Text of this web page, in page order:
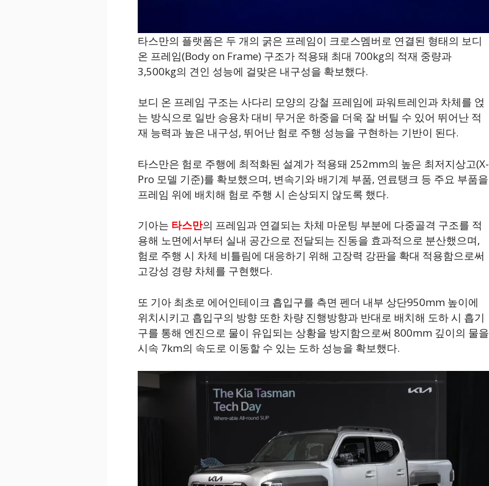
타스만의 플랫폼은 두 개의 굵은 프레임이 크로스멤버로 연결된 형태의 보디
온 프레임(Body on Frame) 구조가 적용돼 최대 700kg의 적재 중량과
3,500kg의 견인 성능에 걸맞은 내구성을 확보했다.
보디 온 프레임 구조는 사다리 모양의 강철 프레임에 파워트레인과 차체를 얹
는 방식으로 일반 승용차 대비 무거운 하중을 더욱 잘 버틸 수 있어 뛰어난 적
재 능력과 높은 내구성, 뛰어난 험로 주행 성능을 구현하는 기반이 된다.
타스만은 험로 주행에 최적화된 설계가 적용돼 252mm의 높은 최저지상고(X-
Pro 모델 기준)를 확보했으며, 변속기와 배기계 부품, 연료탱크 등 주요 부품을
프레임 위에 배치해 험로 주행 시 손상되지 않도록 했다.
기아는 타스만의 프레임과 연결되는 차체 마운팅 부분에 다중골격 구조를 적
용해 노면에서부터 실내 공간으로 전달되는 진동을 효과적으로 분산했으며,
험로 주행 시 차체 비틀림에 대응하기 위해 고장력 강판을 확대 적용함으로써
고강성 경량 차체를 구현했다.
또 기아 최초로 에어인테이크 흡입구를 측면 펜더 내부 상단950mm 높이에
위치시키고 흡입구의 방향 또한 차량 진행방향과 반대로 배치해 도하 시 흡기
구를 통해 엔진으로 물이 유입되는 상황을 방지함으로써 800mm 깊이의 물을
시속 7km의 속도로 이동할 수 있는 도하 성능을 확보했다.